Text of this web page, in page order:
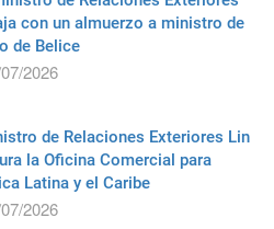
con un almuerzo a ministro de
de Belice
2026
de Relaciones Exteriores Lin
la Oficina Comercial para
Latina y el Caribe
2026